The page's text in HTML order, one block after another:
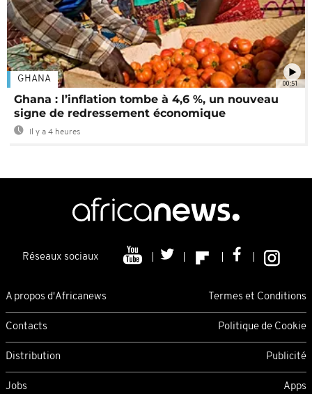
00:51
GHANA
Ghana : l’inflation tombe à 4,6 %, un nouveau
signe de redressement économique
Il y a 4 heures
Réseaux sociaux
A propos d'Africanews Termes et Conditions
Contacts Politique de Cookie
Distribution Publicité
Jobs Apps